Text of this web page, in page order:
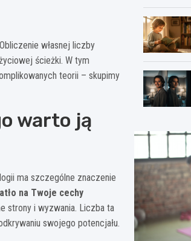
własnej liczby
ścieżki. W tym
teorii – skupimy
warto ją
ma szczególne znaczenie
na Twoje cechy
strony i wyzwania. Liczba ta
swojego potencjału.